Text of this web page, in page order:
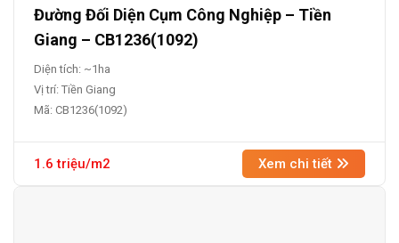
Đường Đối Diện Cụm Công Nghiệp – Tiền
Giang – CB1236(1092)
Diện tích: ~1ha
Vị trí: Tiền Giang
Mã: CB1236(1092)
1.6 triệu/m2 Xem chi tiết